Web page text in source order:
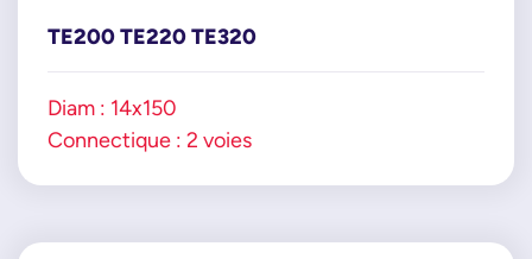
TE200 TE220 TE320
Diam : 14x150
Connectique : 2 voies